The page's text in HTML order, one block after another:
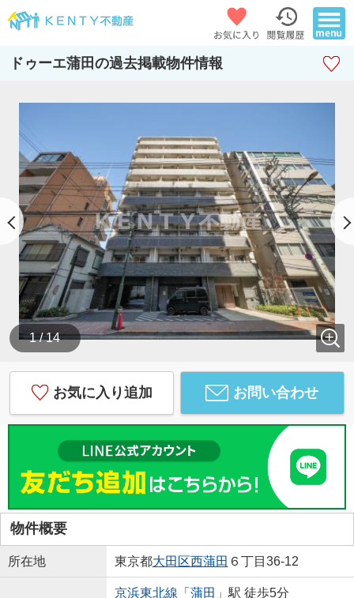
ドゥーエ蒲田の過去掲載物件情報
1 / 14
お気に入り追加 お問い合わせ
物件概要
所在地 東京都大田区西蒲田 ６丁目36-12
京浜東北線 「 蒲田 」駅 徒歩5分